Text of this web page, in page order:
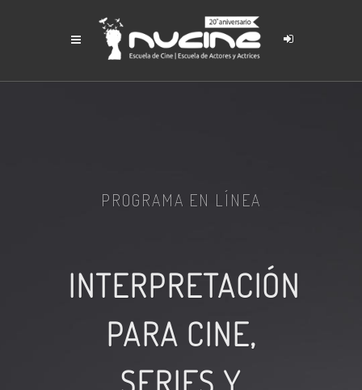
PROGRAMA EN LÍNEA
INTERPRETACIÓN
PARA CINE,
SERIES Y